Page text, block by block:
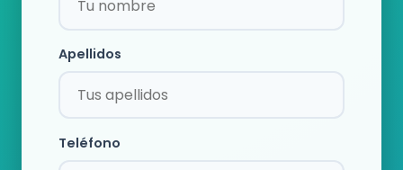
Apellidos
Teléfono